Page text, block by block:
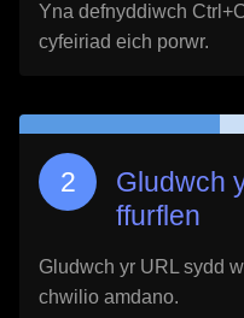
Yna defnyddiwch
cyfeiriad eich porwr.
Gludwch
ffurflen
Gludwch yr URL sydd
chwilio amdano.